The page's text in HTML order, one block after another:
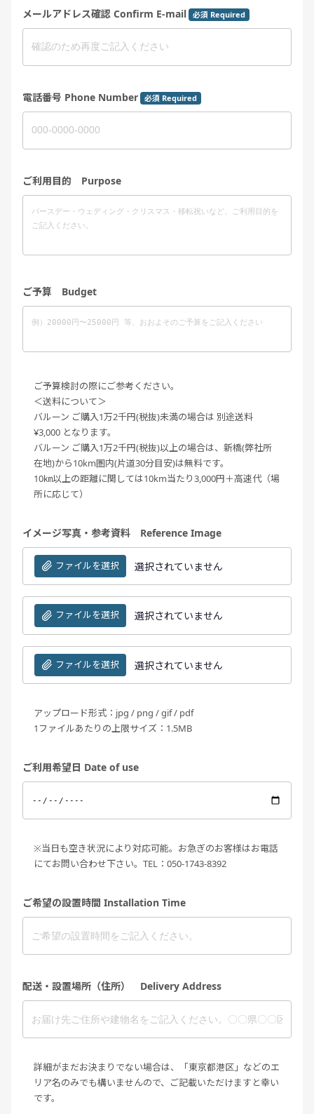
メールアドレス確認 Confirm E-mail 必須 Required
電話番号 Phone Number 必須 Required
ご利用目的 Purpose
ご予算 Budget
ご予算検討の際にご参考ください。
＜送料について＞
バルーン ご購入1万2千円(税抜)未満の場合は 別途送料
¥3,000 となります。
バルーン ご購入1万2千円(税抜)以上の場合は、新橋(弊社所
在地)から10km圏内(片道30分目安)は無料です。
10㎞以上の距離に関しては10km当たり3,000円＋高速代（場
所に応じて）
イメージ写真・参考資料 Reference Image
ファイルを選択 選択されていません
ファイルを選択 選択されていません
ファイルを選択 選択されていません
アップロード形式：jpg / png / gif / pdf
1ファイルあたりの上限サイズ：1.5MB
ご利用希望日 Date of use
※当日も空き状況により対応可能。お急ぎのお客様はお電話
にてお問い合わせ下さい。TEL：050-1743-8392
ご希望の設置時間 Installation Time
配送・設置場所（住所） Delivery Address
詳細がまだお決まりでない場合は、「東京都港区」などのエ
リア名のみでも構いませんので、ご記載いただけますと幸い
です。